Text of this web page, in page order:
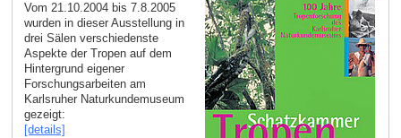
Vom 21.10.2004 bis 7.8.2005
wurden in dieser Ausstellung in
drei Sälen verschiedenste
Aspekte der Tropen auf dem
Hintergrund eigener
Forschungsarbeiten am
Karlsruher Naturkundemuseum
gezeigt:
[details]